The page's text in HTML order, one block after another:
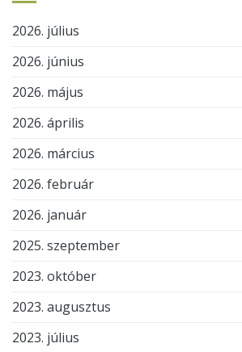
2026. július
2026. június
2026. május
2026. április
2026. március
2026. február
2026. január
2025. szeptember
2023. október
2023. augusztus
2023. július